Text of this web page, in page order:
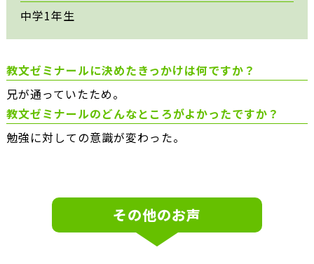
中学1年生
教文ゼミナールに決めたきっかけは何ですか？
兄が通っていたため。
教文ゼミナールのどんなところがよかったですか？
勉強に対しての意識が変わった。
その他のお声